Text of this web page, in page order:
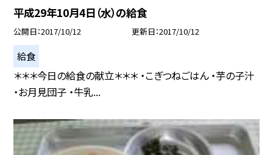
平成29年10月4日（水）の給食
公開日 2017/10/12 更新日 2017/10/12
給食
＊＊＊今日の給食の献立＊＊＊ ・こぎつねごはん ・芋の子汁
・お月見団子 ・牛乳...